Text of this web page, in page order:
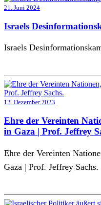
21. Juni 2024
Israels
Israels
12. Dezember 2023
Ehre der Vereinten
in Gaza | Prof. Jeffrey
Ehre der Vereinten
Gaza | Prof. Jeffrey Sachs.